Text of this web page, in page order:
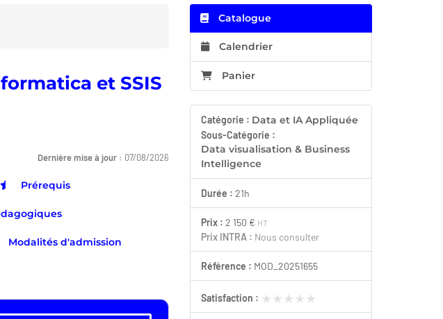
et SSIS
Dernière mise à jour : 07/08/2026
Prérequis
Modalités d'admission
Catalogue
Calendrier
Panier
Catégorie : Data et IA Appliquée
Sous-Catégorie :
Data visualisation & Business
Intelligence
Durée : 21h
Prix : 2 150 € HT
Prix INTRA : Nous consulter
Référence : MOD_20251655
Satisfaction : ★★★★★
★★★★★